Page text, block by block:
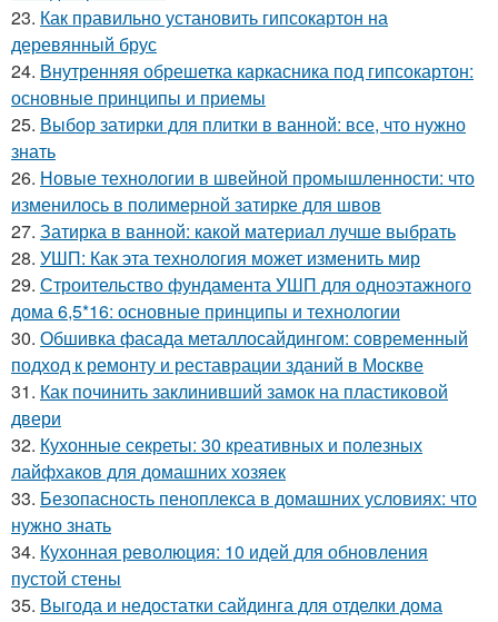
23. Как правильно установить гипсокартон на
деревянный брус
24. Внутренняя обрешетка каркасника под гипсокартон:
основные принципы и приемы
25. Выбор затирки для плитки в ванной: все, что нужно
знать
26. Новые технологии в швейной промышленности: что
изменилось в полимерной затирке для швов
27. Затирка в ванной: какой материал лучше выбрать
28. УШП: Как эта технология может изменить мир
29. Строительство фундамента УШП для одноэтажного
дома 6,5*16: основные принципы и технологии
30. Обшивка фасада металлосайдингом: современный
подход к ремонту и реставрации зданий в Москве
31. Как починить заклинивший замок на пластиковой
двери
32. Кухонные секреты: 30 креативных и полезных
лайфхаков для домашних хозяек
33. Безопасность пеноплекса в домашних условиях: что
нужно знать
34. Кухонная революция: 10 идей для обновления
пустой стены
35. Выгода и недостатки сайдинга для отделки дома